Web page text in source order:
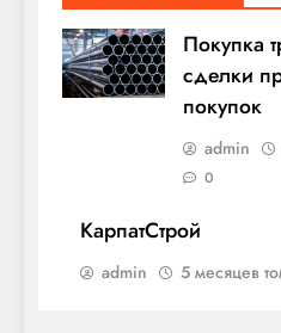
Покупка
сделки
покупок
admin
0
КарпатСтрой
admin 5 месяцев